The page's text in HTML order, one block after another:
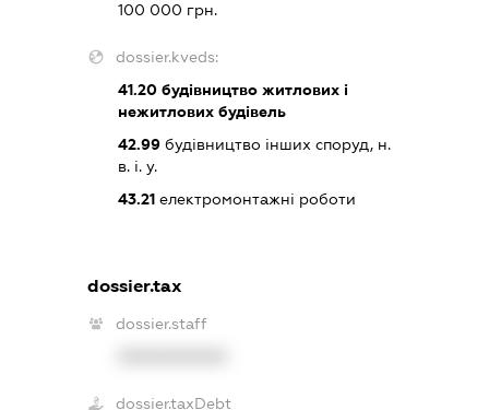
100 000 грн.
dossier.kveds:
41.20будівництво житлових і
нежитлових будівель
42.99будівництво інших споруд, н.
в. і. у.
43.21електромонтажні роботи
dossier.tax
dossier.staff
dossier.taxDebt